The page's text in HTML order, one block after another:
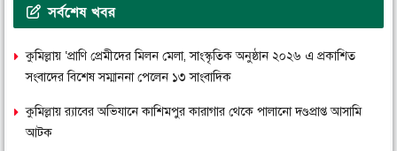
সর্বশেষ খবর
কুমিল্লায় ‘প্রাণি প্রেমীদের মিলন মেলা, সাংস্কৃতিক অনুষ্ঠান ২০২৬ এ প্রকাশিত
সংবাদের বিশেষ সম্মাননা পেলেন ১৩ সাংবাদিক
কুমিল্লায় র‌্যাবের অভিযানে কাশিমপুর কারাগার থেকে পালানো দণ্ডপ্রাপ্ত আসামি
আটক